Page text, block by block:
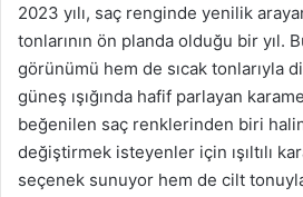
2023 yılı, saç renginde yenilik
tonlarının ön planda olduğu bir yıl.
görünümü hem de sıcak tonlarıyla
güneş ışığında hafif parlayan
beğenilen saç renklerinden biri
değiştirmek isteyenler için ışıltılı
seçenek sunuyor hem de cilt